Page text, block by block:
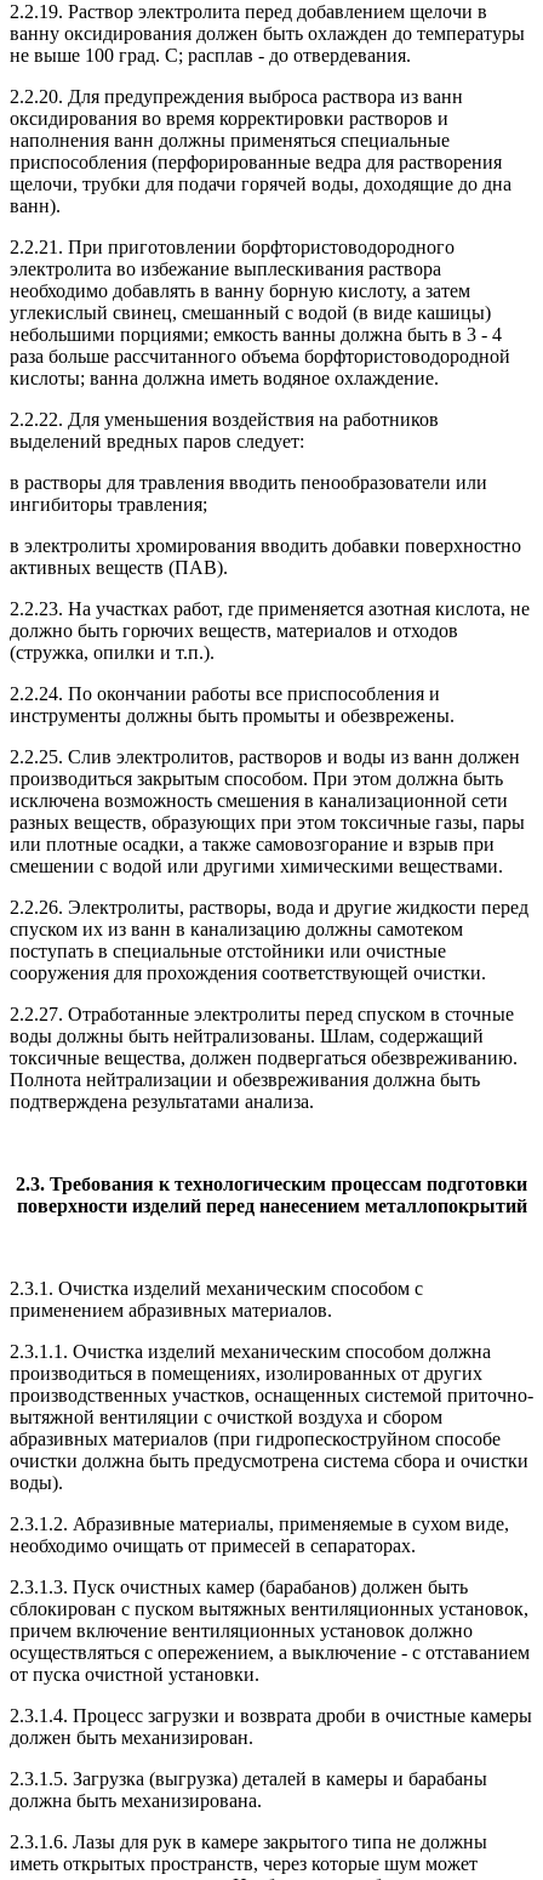
2.2.19. Раствор электролита перед добавлением щелочи в
ванну оксидирования должен быть охлажден до температуры
не выше 100 град. C; расплав - до отвердевания.
2.2.20. Для предупреждения выброса раствора из ванн
оксидирования во время корректировки растворов и
наполнения ванн должны применяться специальные
приспособления (перфорированные ведра для растворения
щелочи, трубки для подачи горячей воды, доходящие до дна
ванн).
2.2.21. При приготовлении борфтористоводородного
электролита во избежание выплескивания раствора
необходимо добавлять в ванну борную кислоту, а затем
углекислый свинец, смешанный с водой (в виде кашицы)
небольшими порциями; емкость ванны должна быть в 3 - 4
раза больше рассчитанного объема борфтористоводородной
кислоты; ванна должна иметь водяное охлаждение.
2.2.22. Для уменьшения воздействия на работников
выделений вредных паров следует:
в растворы для травления вводить пенообразователи или
ингибиторы травления;
в электролиты хромирования вводить добавки поверхностно
активных веществ (ПАВ).
2.2.23. На участках работ, где применяется азотная кислота, не
должно быть горючих веществ, материалов и отходов
(стружка, опилки и т.п.).
2.2.24. По окончании работы все приспособления и
инструменты должны быть промыты и обезврежены.
2.2.25. Слив электролитов, растворов и воды из ванн должен
производиться закрытым способом. При этом должна быть
исключена возможность смешения в канализационной сети
разных веществ, образующих при этом токсичные газы, пары
или плотные осадки, а также самовозгорание и взрыв при
смешении с водой или другими химическими веществами.
2.2.26. Электролиты, растворы, вода и другие жидкости перед
спуском их из ванн в канализацию должны самотеком
поступать в специальные отстойники или очистные
сооружения для прохождения соответствующей очистки.
2.2.27. Отработанные электролиты перед спуском в сточные
воды должны быть нейтрализованы. Шлам, содержащий
токсичные вещества, должен подвергаться обезвреживанию.
Полнота нейтрализации и обезвреживания должна быть
подтверждена результатами анализа.
2.3. Требования к технологическим процессам подготовки
поверхности изделий перед нанесением металлопокрытий
2.3.1. Очистка изделий механическим способом с
применением абразивных материалов.
2.3.1.1. Очистка изделий механическим способом должна
производиться в помещениях, изолированных от других
производственных участков, оснащенных системой приточно-
вытяжной вентиляции с очисткой воздуха и сбором
абразивных материалов (при гидропескоструйном способе
очистки должна быть предусмотрена система сбора и очистки
воды).
2.3.1.2. Абразивные материалы, применяемые в сухом виде,
необходимо очищать от примесей в сепараторах.
2.3.1.3. Пуск очистных камер (барабанов) должен быть
сблокирован с пуском вытяжных вентиляционных установок,
причем включение вентиляционных установок должно
осуществляться с опережением, а выключение - с отставанием
от пуска очистной установки.
2.3.1.4. Процесс загрузки и возврата дроби в очистные камеры
должен быть механизирован.
2.3.1.5. Загрузка (выгрузка) деталей в камеры и барабаны
должна быть механизирована.
2.3.1.6. Лазы для рук в камере закрытого типа не должны
иметь открытых пространств, через которые шум может